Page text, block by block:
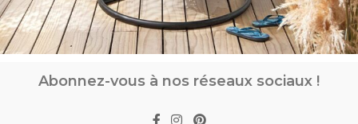
Abonnez-vous à nos réseaux sociaux !